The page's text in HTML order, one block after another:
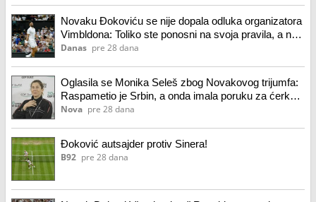
Novaku Đokoviću se nije dopala odluka organizatora
Vimbldona: Toliko ste ponosni na svoja pravila, a ne
pridržavate ih se
Danas pre 28 dana
Oglasila se Monika Seleš zbog Novakovog trijumfa:
Raspametio je Srbin, a onda imala poruku za ćerku
Taru
Nova pre 28 dana
Đoković autsajder protiv Sinera!
B92 pre 28 dana